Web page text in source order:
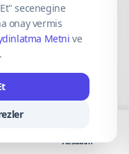
secenegine
onay vermis
Metni ve
Hesabım